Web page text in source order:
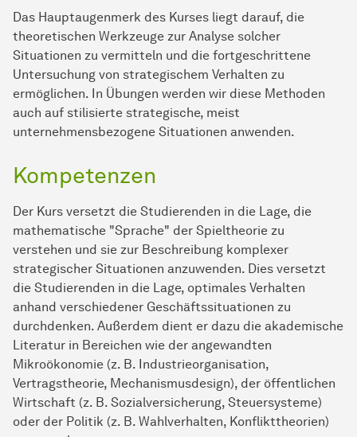
Das Hauptaugenmerk des Kurses liegt darauf, die
theoretischen Werkzeuge zur Analyse solcher
Situationen zu vermitteln und die fortgeschrittene
Untersuchung von strategischem Verhalten zu
ermöglichen. In Übungen werden wir diese Methoden
auch auf stilisierte strategische, meist
unternehmensbezogene Situationen anwenden.
Kompetenzen
Der Kurs versetzt die Studierenden in die Lage, die
mathematische "Sprache" der Spieltheorie zu
verstehen und sie zur Beschreibung komplexer
strategischer Situationen anzuwenden. Dies versetzt
die Studierenden in die Lage, optimales Verhalten
anhand verschiedener Geschäftssituationen zu
durchdenken. Außerdem dient er dazu die akademische
Literatur in Bereichen wie der angewandten
Mikroökonomie (z. B. Industrieorganisation,
Vertragstheorie, Mechanismusdesign), der öffentlichen
Wirtschaft (z. B. Sozialversicherung, Steuersysteme)
oder der Politik (z. B. Wahlverhalten, Konflikttheorien)